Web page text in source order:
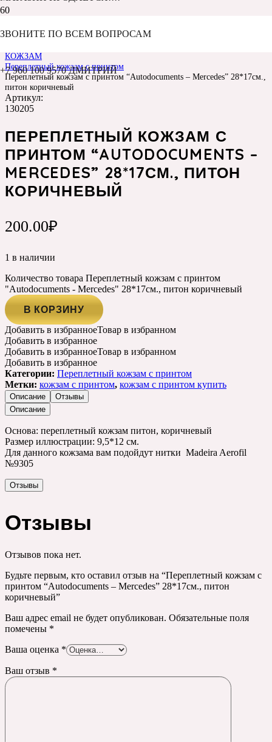
ЗВОНИТЕ ПО ВСЕМ ВОПРОСАМ
+7 960 100 9570 ДМИТРИЙ
Главная
КОЖЗАМ
Переплетный кожзам с принтом
Переплетный кожзам с принтом “Autodocuments – Mercedes” 28*17см.,
питон коричневый
Артикул:
130205
ПЕРЕПЛЕТНЫЙ КОЖЗАМ С
ПРИНТОМ “AUTODOCUMENTS –
MERCEDES” 28*17СМ., ПИТОН
КОРИЧНЕВЫЙ
200.00₽
1 в наличии
Количество товара Переплетный кожзам с принтом
"Autodocuments - Mercedes" 28*17см., питон коричневый
В КОРЗИНУ
Добавить в избранноеТовар в избранном
Добавить в избранное
Добавить в избранноеТовар в избранном
Добавить в избранное
Категории: Переплетный кожзам с принтом
Метки: кожзам с принтом, кожзам с принтом купить
Описание
Отзывы
Описание
Основа: переплетный кожзам питон, коричневый
Размер иллюстрации: 9,5*12 см.
Для данного кожзама вам подойдут нитки Madeira Aerofil
№9305
Отзывы
Отзывы
Отзывов пока нет.
Будьте первым, кто оставил отзыв на “Переплетный кожзам с
принтом “Autodocuments – Mercedes” 28*17см., питон
коричневый”
Ваш адрес email не будет опубликован. Обязательные поля
помечены *
Ваша оценка *
Ваш отзыв *